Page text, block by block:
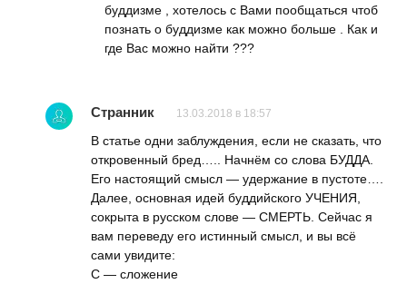
буддизме , хотелось с Вами пообщаться чтоб
познать о буддизме как можно больше . Как и
где Вас можно найти ???
Странник 13.03.2018 в 18:57
В статье одни заблуждения, если не сказать, что
откровенный бред….. Начнём со слова БУДДА.
Его настоящий смысл — удержание в пустоте….
Далее, основная идей буддийского УЧЕНИЯ,
сокрыта в русском слове — СМЕРТЬ. Сейчас я
вам переведу его истинный смысл, и вы всё
сами увидите:
С — сложение